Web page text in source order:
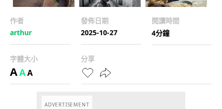
作者
arthur
發佈日期
2025-10-27
閱讀時間
4分鐘
字體大小
AAA
分享
ADVERTISEMENT